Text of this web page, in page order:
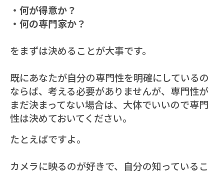
・何が得意か？
・何の専門家か？
をまずは決めることが大事です。
既にあなたが自分の専門性を明確にしているの
ならば、考える必要がありませんが、専門性が
まだ決まってない場合は、大体でいいので専門
性は決めておいてください。
たとえばですよ。
カメラに映るのが好きで、自分の知っているこ